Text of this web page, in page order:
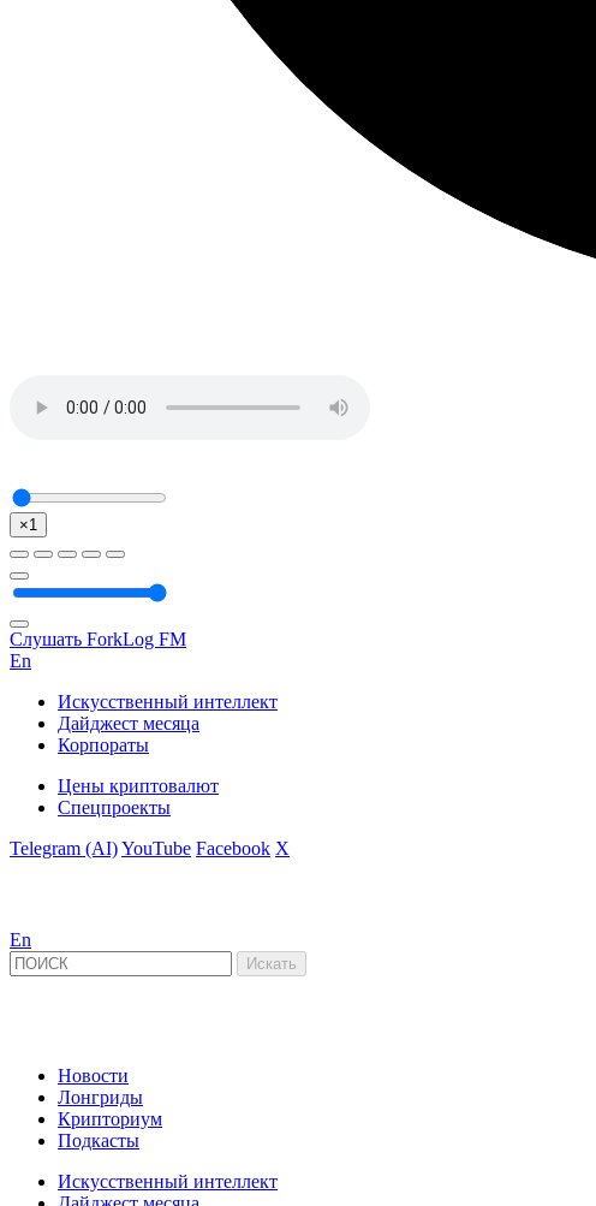
×1
Слушать ForkLog FM
En
Искусственный интеллект
Дайджест месяца
Корпораты
Цены криптовалют
Спецпроекты
Telegram (AI)YouTube Facebook X
En
Новости
Лонгриды
Крипториум
Подкасты
Искусственный интеллект